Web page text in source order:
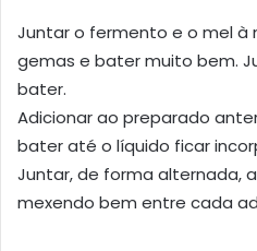
Juntar o fermento e o mel à
gemas e bater muito bem.
bater.
Adicionar ao preparado
bater até o líquido ficar
Juntar, de forma alternada,
mexendo bem entre cada